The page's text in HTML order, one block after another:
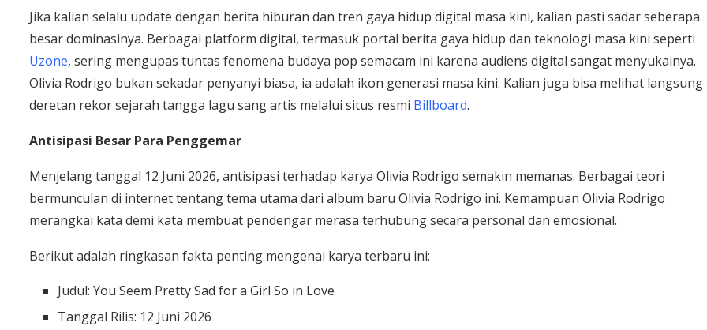
Jika kalian selalu update dengan berita hiburan dan tren gaya hidup digital masa kini, kalian pasti sadar seberapa
besar dominasinya. Berbagai platform digital, termasuk portal berita gaya hidup dan teknologi masa kini seperti
Uzone, sering mengupas tuntas fenomena budaya pop semacam ini karena audiens digital sangat menyukainya.
Olivia Rodrigo bukan sekadar penyanyi biasa, ia adalah ikon generasi masa kini. Kalian juga bisa melihat langsung
deretan rekor sejarah tangga lagu sang artis melalui situs resmi Billboard.
Antisipasi Besar Para Penggemar
Menjelang tanggal 12 Juni 2026, antisipasi terhadap karya Olivia Rodrigo semakin memanas. Berbagai teori
bermunculan di internet tentang tema utama dari album baru Olivia Rodrigo ini. Kemampuan Olivia Rodrigo
merangkai kata demi kata membuat pendengar merasa terhubung secara personal dan emosional.
Berikut adalah ringkasan fakta penting mengenai karya terbaru ini:
Judul: You Seem Pretty Sad for a Girl So in Love
Tanggal Rilis: 12 Juni 2026